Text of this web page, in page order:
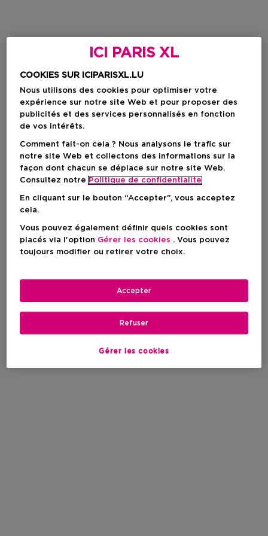
ICI PARIS XL
COOKIES SUR ICIPARISXL.LU
Nous utilisons des cookies pour optimiser votre
expérience sur notre site Web et pour proposer des
publicités et des services personnalisés en fonction
de vos intérêts.
Comment fait-on cela ? Nous analysons le trafic sur
notre site Web et collectons des informations sur la
façon dont chacun se déplace sur notre site Web.
Consultez notre Politique de confidentialite
En cliquant sur le bouton “Accepter”, vous acceptez
cela.
Vous pouvez également définir quels cookies sont
placés via l'option Gérer les cookies . Vous pouvez
toujours modifier ou retirer votre choix.
Gérer les cookies
Refuser
Accepter